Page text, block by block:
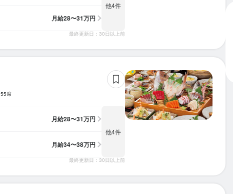
月給28〜31万円
他4件
最終更新日：30日以上前
55席
月給28〜31万円
月給34〜38万円
他4件
最終更新日：30日以上前